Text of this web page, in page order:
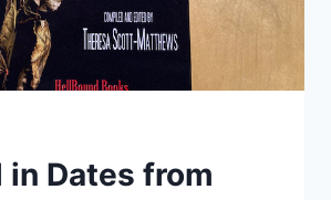
in Dates from